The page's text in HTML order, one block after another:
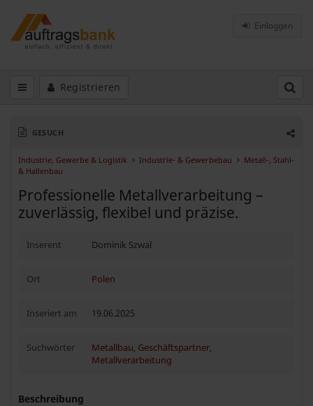
Einloggen
Registrieren
GESUCH
Industrie, Gewerbe & Logistik Industrie- & Gewerbebau
Metall-, Stahl-
& Hallenbau
Professionelle Metallverarbeitung –
zuverlässig, flexibel und präzise.
Inserent Dominik Szwal
Ort Polen
Inseriert am 19.06.2025
Suchwörter Metallbau, Geschäftspartner,
Metallverarbeitung
Beschreibung